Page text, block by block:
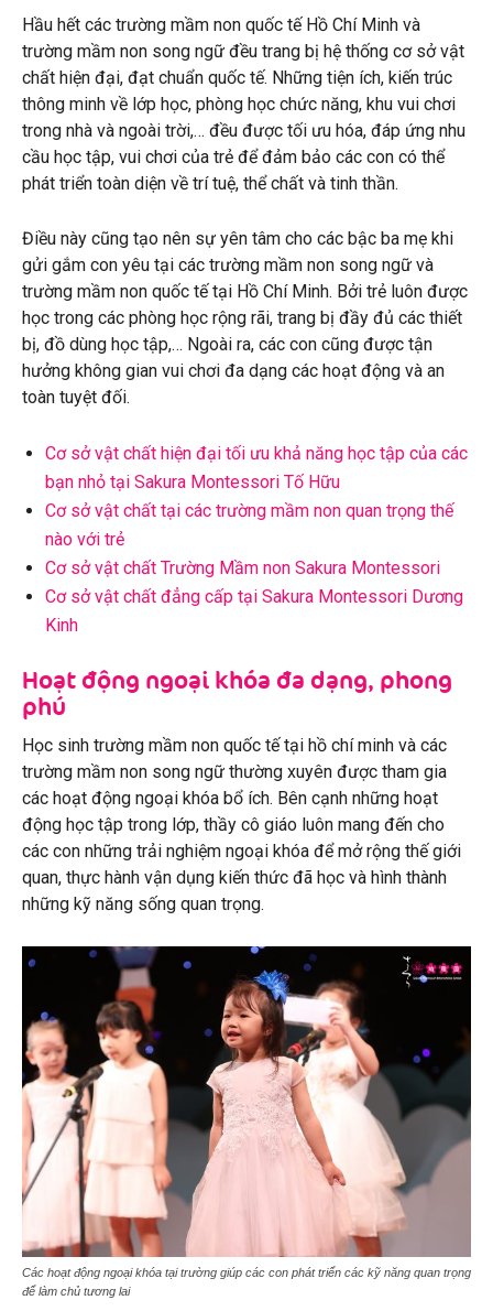
Hầu hết các trường mầm non quốc tế Hồ Chí Minh và
trường mầm non song ngữ đều trang bị hệ thống cơ sở vật
chất hiện đại, đạt chuẩn quốc tế. Những tiện ích, kiến trúc
thông minh về lớp học, phòng học chức năng, khu vui chơi
trong nhà và ngoài trời,… đều được tối ưu hóa, đáp ứng nhu
cầu học tập, vui chơi của trẻ để đảm bảo các con có thể
phát triển toàn diện về trí tuệ, thể chất và tinh thần.
Điều này cũng tạo nên sự yên tâm cho các bậc ba mẹ khi
gửi gắm con yêu tại các trường mầm non song ngữ và
trường mầm non quốc tế tại Hồ Chí Minh. Bởi trẻ luôn được
học trong các phòng học rộng rãi, trang bị đầy đủ các thiết
bị, đồ dùng học tập,… Ngoài ra, các con cũng được tận
hưởng không gian vui chơi đa dạng các hoạt động và an
toàn tuyệt đối.
Cơ sở vật chất hiện đại tối ưu khả năng học tập của các
bạn nhỏ tại Sakura Montessori Tố Hữu
Cơ sở vật chất tại các trường mầm non quan trọng thế
nào với trẻ
Cơ sở vật chất Trường Mầm non Sakura Montessori
Cơ sở vật chất đẳng cấp tại Sakura Montessori Dương
Kinh
Hoạt động ngoại khóa đa dạng, phong
phú
Học sinh trường mầm non quốc tế tại hồ chí minh và các
trường mầm non song ngữ thường xuyên được tham gia
các hoạt động ngoại khóa bổ ích. Bên cạnh những hoạt
động học tập trong lớp, thầy cô giáo luôn mang đến cho
các con những trải nghiệm ngoại khóa để mở rộng thế giới
quan, thực hành vận dụng kiến thức đã học và hình thành
những kỹ năng sống quan trọng.
Các hoạt động ngoại khóa tại trường giúp các con phát triển các kỹ năng quan trọng
để làm chủ tương lai